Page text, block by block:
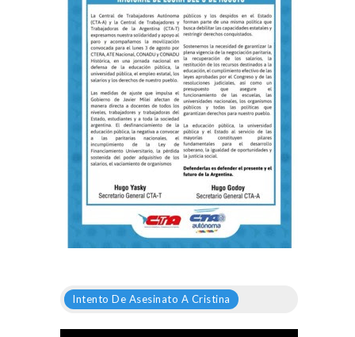
Intento De Asesinato A Cristina